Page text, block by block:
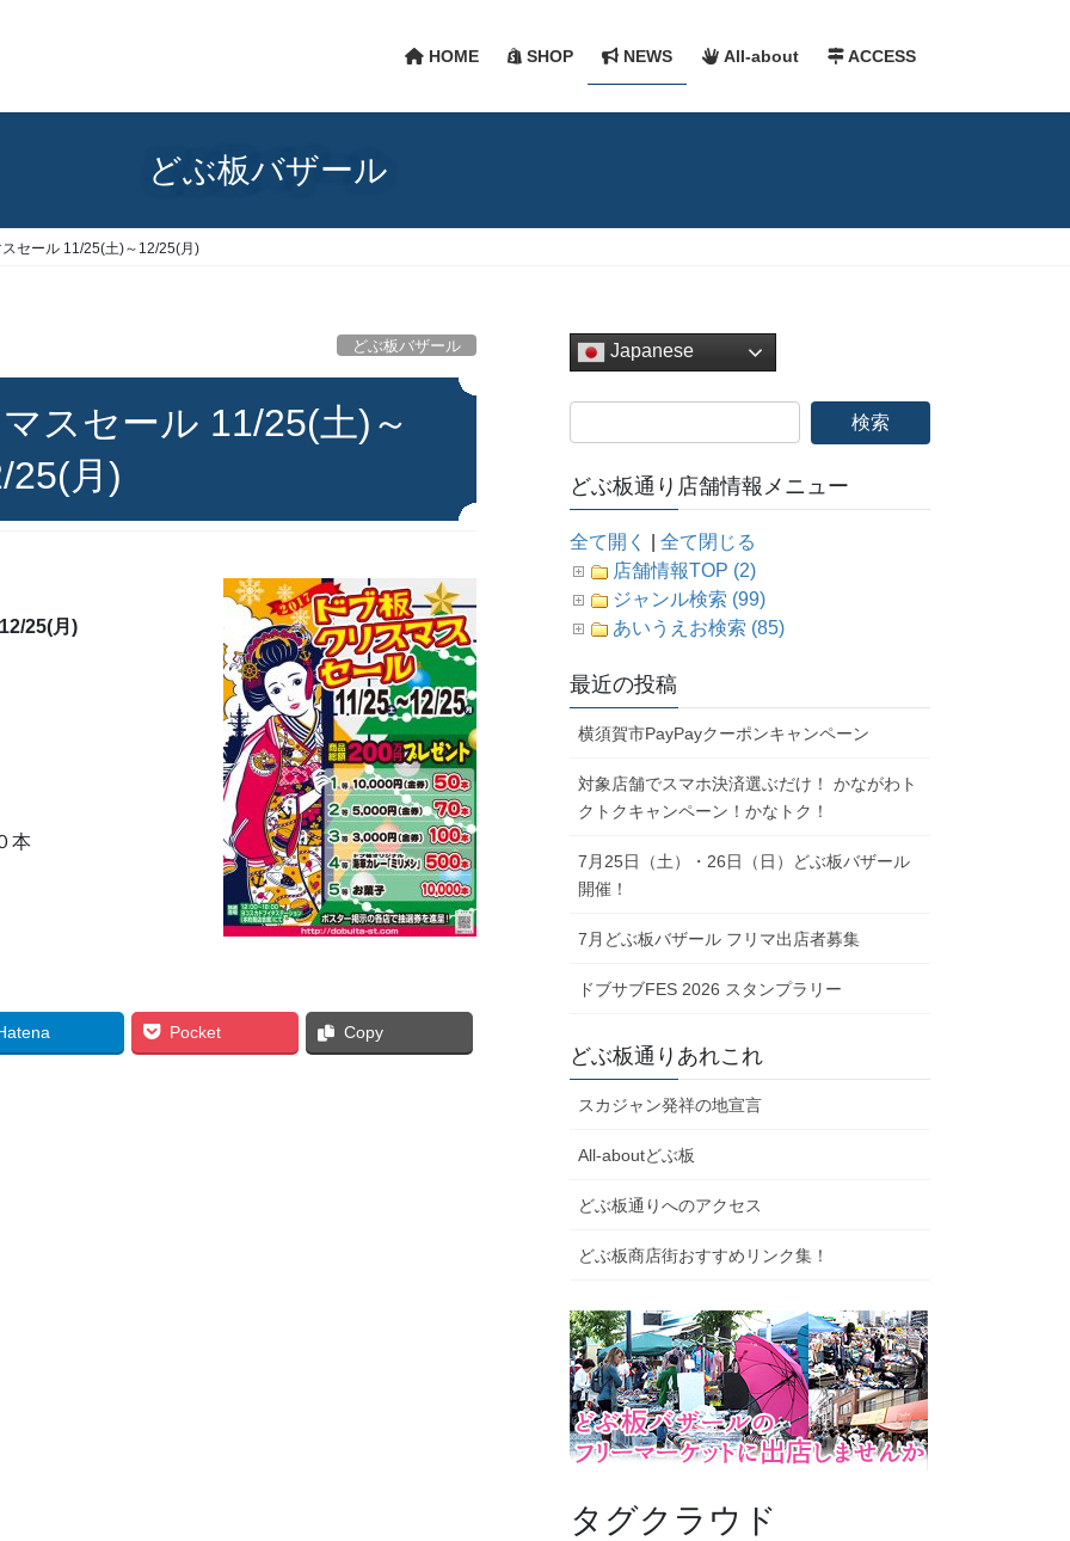
HOME SHOP NEWS All-about ACCESS
どぶ板バザール
セール 11/25(土)～12/25(月)
どぶ板バザール
スセール 11/25(土)～
25(月)
25(月)
本
Pocket Copy
Japanese
どぶ板通り店舗情報メニュー
全て開く |全て閉じる
店舗情報TOP (2)
ジャンル検索 (99)
あいうえお検索 (85)
最近の投稿
横須賀市PayPayクーポンキャンペーン
対象店舗でスマホ決済選ぶだけ！ かながわト
クトクキャンペーン！かなトク！
7月25日（土）・26日（日）どぶ板バザール
開催！
7月どぶ板バザール フリマ出店者募集
ドブサブFES 2026 スタンプラリー
どぶ板通りあれこれ
スカジャン発祥の地宣言
All-aboutどぶ板
どぶ板通りへのアクセス
どぶ板商店街おすすめリンク集！
タグクラウド